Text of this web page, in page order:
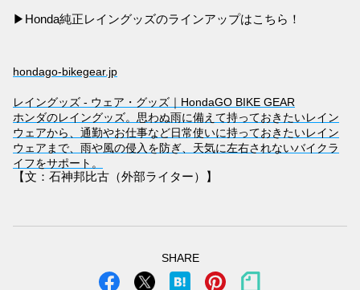
▶Honda純正レイングッズのラインアップはこちら！
hondago-bikegear.jp
レイングッズ - ウェア・グッズ｜HondaGO BIKE GEAR
ホンダのレイングッズ。思わぬ雨に備えて持っておきたいレイン
ウェアから、通勤やお仕事など日常使いに持っておきたいレイン
ウェアまで、雨や風の侵入を防ぎ、天気に左右されないバイクラ
イフをサポート。
【文：石神邦比古（外部ライター）】
SHARE